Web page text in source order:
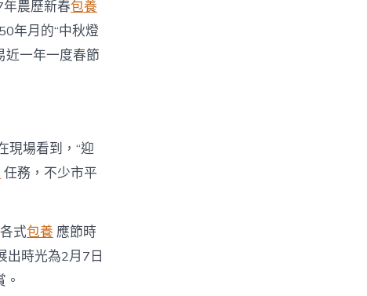
農歷新春包養
年月的“中秋燈
近一年一度春節
現場看到，“迎
任務，不少市平
式包養 應節時
出時光為2月7日